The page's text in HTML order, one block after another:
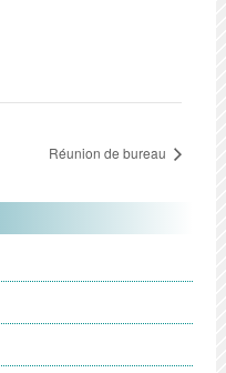
Réunion de bureau